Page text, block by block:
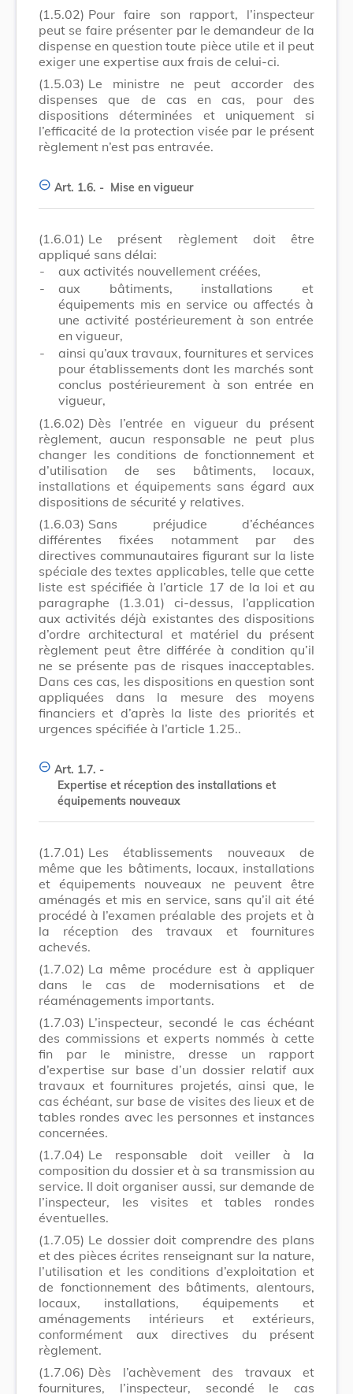
(1.5.02) Pour faire son rapport, l’inspecteur
peut se faire présenter par le demandeur de la
dispense en question toute pièce utile et il peut
exiger une expertise aux frais de celui-ci.
(1.5.03) Le ministre ne peut accorder des
dispenses que de cas en cas, pour des
dispositions déterminées et uniquement si
l’efficacité de la protection visée par le présent
règlement n’est pas entravée.
Art. 1.6. - Mise en vigueur
(1.6.01) Le présent règlement doit être
appliqué sans délai:
-
aux activités nouvellement créées,
-
aux bâtiments, installations et
équipements mis en service ou affectés à
une activité postérieurement à son entrée
en vigueur,
-
ainsi qu’aux travaux, fournitures et services
pour établissements dont les marchés sont
conclus postérieurement à son entrée en
vigueur,
(1.6.02) Dès l’entrée en vigueur du présent
règlement, aucun responsable ne peut plus
changer les conditions de fonctionnement et
d’utilisation de ses bâtiments, locaux,
installations et équipements sans égard aux
dispositions de sécurité y relatives.
(1.6.03) Sans préjudice d’échéances
différentes fixées notamment par des
directives communautaires figurant sur la liste
spéciale des textes applicables, telle que cette
liste est spécifiée à l’article 17 de la loi et au
paragraphe (1.3.01) ci-dessus, l’application
aux activités déjà existantes des dispositions
d’ordre architectural et matériel du présent
règlement peut être différée à condition qu’il
ne se présente pas de risques inacceptables.
Dans ces cas, les dispositions en question sont
appliquées dans la mesure des moyens
financiers et d’après la liste des priorités et
urgences spécifiée à l’article 1.25..
Art. 1.7. -
Expertise et réception des installations et
équipements nouveaux
(1.7.01) Les établissements nouveaux de
même que les bâtiments, locaux, installations
et équipements nouveaux ne peuvent être
aménagés et mis en service, sans qu’il ait été
procédé à l’examen préalable des projets et à
la réception des travaux et fournitures
achevés.
(1.7.02) La même procédure est à appliquer
dans le cas de modernisations et de
réaménagements importants.
(1.7.03) L’inspecteur, secondé le cas échéant
des commissions et experts nommés à cette
fin par le ministre, dresse un rapport
d’expertise sur base d’un dossier relatif aux
travaux et fournitures projetés, ainsi que, le
cas échéant, sur base de visites des lieux et de
tables rondes avec les personnes et instances
concernées.
(1.7.04) Le responsable doit veiller à la
composition du dossier et à sa transmission au
service. Il doit organiser aussi, sur demande de
l’inspecteur, les visites et tables rondes
éventuelles.
(1.7.05) Le dossier doit comprendre des plans
et des pièces écrites renseignant sur la nature,
l’utilisation et les conditions d’exploitation et
de fonctionnement des bâtiments, alentours,
locaux, installations, équipements et
aménagements intérieurs et extérieurs,
conformément aux directives du présent
règlement.
(1.7.06) Dès l’achèvement des travaux et
fournitures, l’inspecteur, secondé le cas